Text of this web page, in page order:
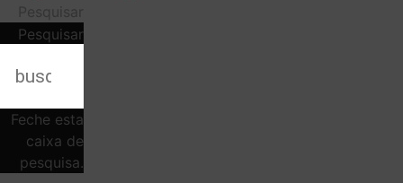
Pesquisar
Pesquisar
Feche esta
caixa de
pesquisa.